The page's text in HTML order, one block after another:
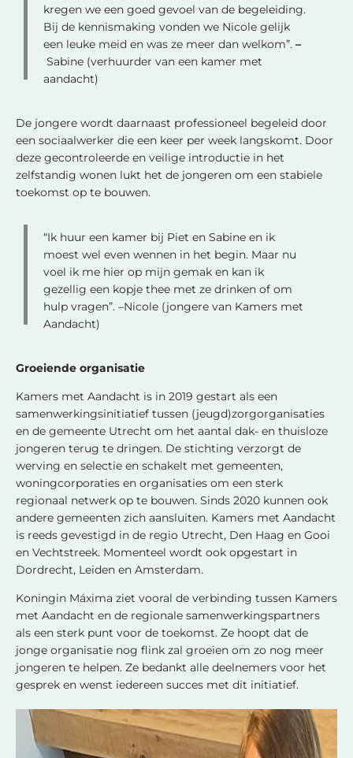
kregen we een goed gevoel van de begeleiding.
Bij de kennismaking vonden we Nicole gelijk
een leuke meid en was ze meer dan welkom”. –
Sabine (verhuurder van een kamer met
aandacht)
De jongere wordt daarnaast professioneel begeleid door
een sociaalwerker die een keer per week langskomt. Door
deze gecontroleerde en veilige introductie in het
zelfstandig wonen lukt het de jongeren om een stabiele
toekomst op te bouwen.
“Ik huur een kamer bij Piet en Sabine en ik
moest wel even wennen in het begin. Maar nu
voel ik me hier op mijn gemak en kan ik
gezellig een kopje thee met ze drinken of om
hulp vragen”. –Nicole (jongere van Kamers met
Aandacht)
Groeiende organisatie
Kamers met Aandacht is in 2019 gestart als een
samenwerkingsinitiatief tussen (jeugd)zorgorganisaties
en de gemeente Utrecht om het aantal dak- en thuisloze
jongeren terug te dringen. De stichting verzorgt de
werving en selectie en schakelt met gemeenten,
woningcorporaties en organisaties om een sterk
regionaal netwerk op te bouwen. Sinds 2020 kunnen ook
andere gemeenten zich aansluiten. Kamers met Aandacht
is reeds gevestigd in de regio Utrecht, Den Haag en Gooi
en Vechtstreek. Momenteel wordt ook opgestart in
Dordrecht, Leiden en Amsterdam.
Koningin Máxima ziet vooral de verbinding tussen Kamers
met Aandacht en de regionale samenwerkingspartners
als een sterk punt voor de toekomst. Ze hoopt dat de
jonge organisatie nog flink zal groeien om zo nog meer
jongeren te helpen. Ze bedankt alle deelnemers voor het
gesprek en wenst iedereen succes met dit initiatief.